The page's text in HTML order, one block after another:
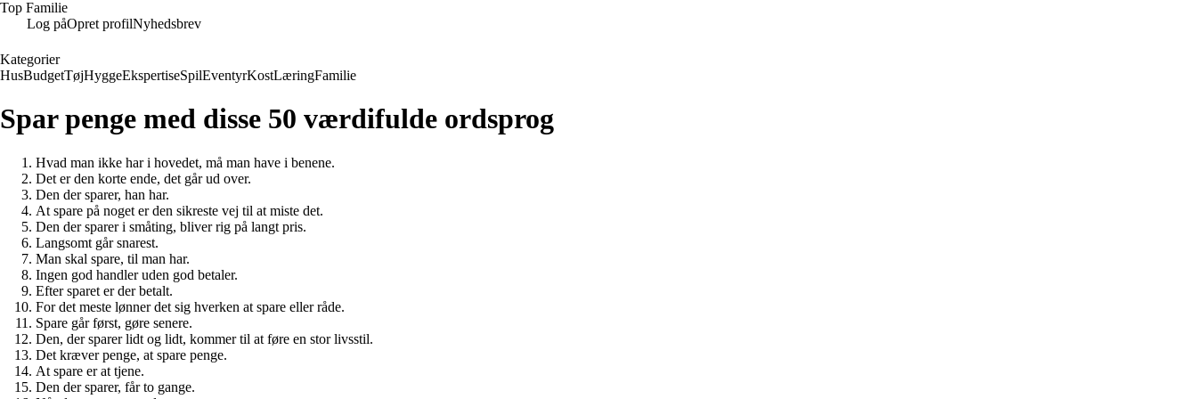
Top Familie
Log påOpret profilNyhedsbrev
Kategorier
HusBudgetTøjHyggeEkspertiseSpilEventyrKostLæringFamilie
Spar penge med disse 50 værdifulde ordsprog
Hvad man ikke har i hovedet, må man have i benene.
Det er den korte ende, det går ud over.
Den der sparer, han har.
At spare på noget er den sikreste vej til at miste det.
Den der sparer i småting, bliver rig på langt pris.
Langsomt går snarest.
Man skal spare, til man har.
Ingen god handler uden god betaler.
Efter sparet er der betalt.
For det meste lønner det sig hverken at spare eller råde.
Spare går først, gøre senere.
Den, der sparer lidt og lidt, kommer til at føre en stor livsstil.
Det kræver penge, at spare penge.
At spare er at tjene.
Den der sparer, får to gange.